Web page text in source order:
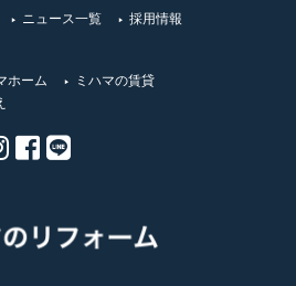
ニュース一覧 採用情報
ホーム
ミハマの賃貸